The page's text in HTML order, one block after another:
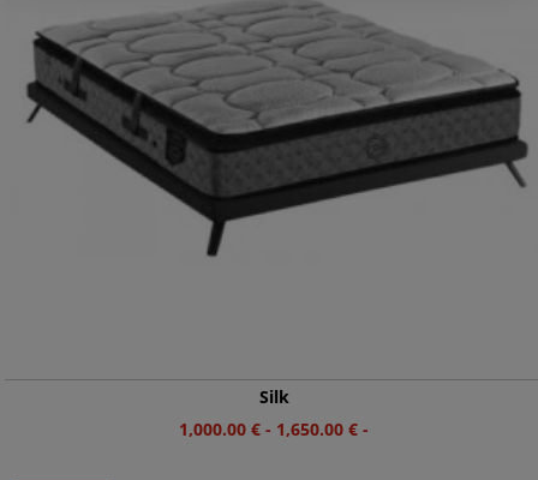
Silk
1,000.00€ - 1,650.00€ -